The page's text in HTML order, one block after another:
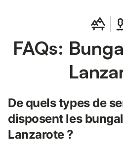
FAQs:
De quels types de
disposent les
Lanzarote ?